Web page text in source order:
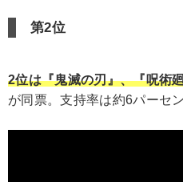
第2位
2位は『鬼滅の刃』、『呪術
が同票。支持率は約6パーセ